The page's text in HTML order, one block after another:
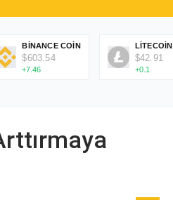
BINANCE COIN
$603.54
+7.46
LITECOIN
$42.91
+0.1